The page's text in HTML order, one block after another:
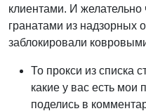
клиентами. И желательно
гранатами из надзорных
заблокировали
То прокси из списка
какие у вас есть
поделись в